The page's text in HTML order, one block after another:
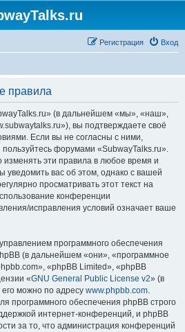
Вход
Регистрация
правила
(в дальнейшем «мы», «наш»,
вы подтверждаете своё
Если вы не согласны с ними,
форумами «SubwayTalks.ru».
эти правила в любое время и
уведомить вас об этом, однако с вашей
просматривать этот текст на
конференции
исправления условий означает ваше
программного обеспечения
(в дальнейшем «они», «программное
«phpBB Limited», «phpBB
«GNU General Public License v2» (в
можно по адресу www.phpbb.com.
программного обеспечения phpBB строго
интернет-конференций, и phpBB
за то, что администрация конференций